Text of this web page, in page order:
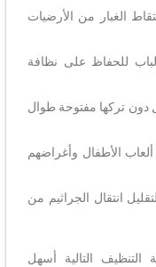
الغبار من الأرضيات
للحفاظ على نظافة
دون تركها مفتوحة طوال
الأطفال وأغراضهم
انتقال الجراثيم من
التالية أسهل